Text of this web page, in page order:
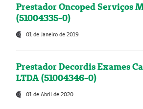
Prestador Oncoped Serviços
(51004335-0)
01 de Janeiro de 2019
Prestador Decordis Exames
LTDA (51004346-0)
01 de Abril de 2020